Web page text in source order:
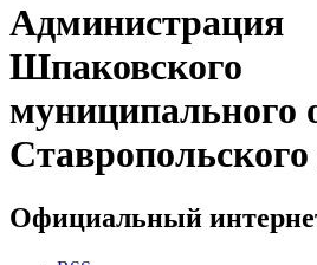
Администрация
Шпаковского
муниципального
Официальный